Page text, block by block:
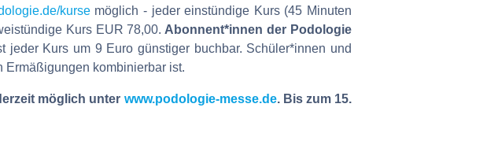
kursemöglich - jeder einstündige Kurs (45 Minuten
Kurs EUR 78,00. Abonnent*innen der Podologie
jeder Kurs um 9 Euro günstiger buchbar. Schüler*innen und
Ermäßigungen kombinierbar ist.
möglich unter www.podologie-messe.de. Bis zum 15.